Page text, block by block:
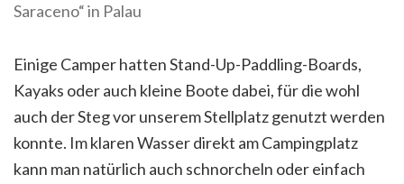
Saraceno“ in Palau
Einige Camper hatten Stand-Up-Paddling-Boards,
Kayaks oder auch kleine Boote dabei, für die wohl
auch der Steg vor unserem Stellplatz genutzt werden
konnte. Im klaren Wasser direkt am Campingplatz
kann man natürlich auch schnorcheln oder einfach